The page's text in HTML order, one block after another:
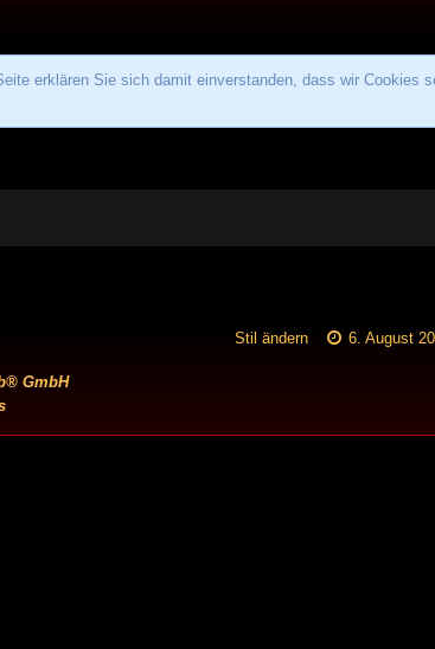
erklären Sie sich damit einverstanden, dass wir Cookies
6. August
Stil ändern
GmbH